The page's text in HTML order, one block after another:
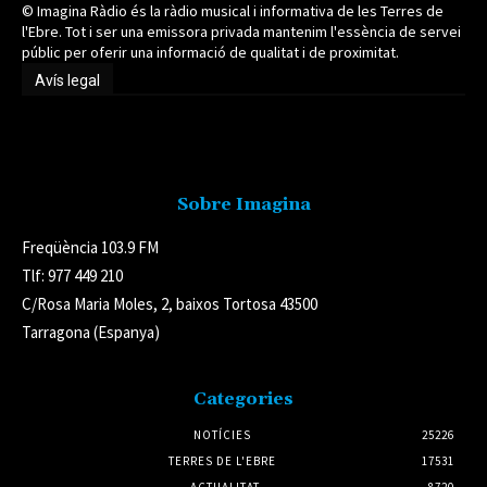
© Imagina Ràdio és la ràdio musical i informativa de les Terres de
l'Ebre. Tot i ser una emissora privada mantenim l'essència de servei
públic per oferir una informació de qualitat i de proximitat.
Avís legal
Sobre Imagina
Freqüència 103.9 FM
Tlf: 977 449 210
C/Rosa Maria Moles, 2, baixos Tortosa 43500
Tarragona (Espanya)
Categories
NOTÍCIES
25226
TERRES DE L'EBRE
17531